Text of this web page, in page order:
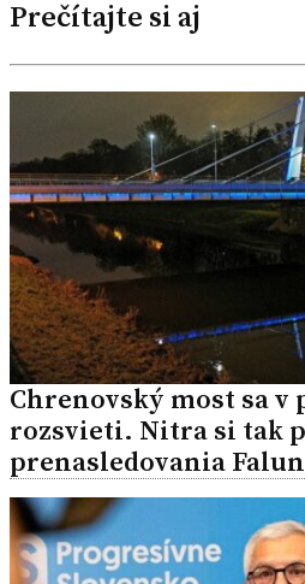
Prečítajte si aj
Chrenovský most sa v
rozsvieti. Nitra si tak
prenasledovania